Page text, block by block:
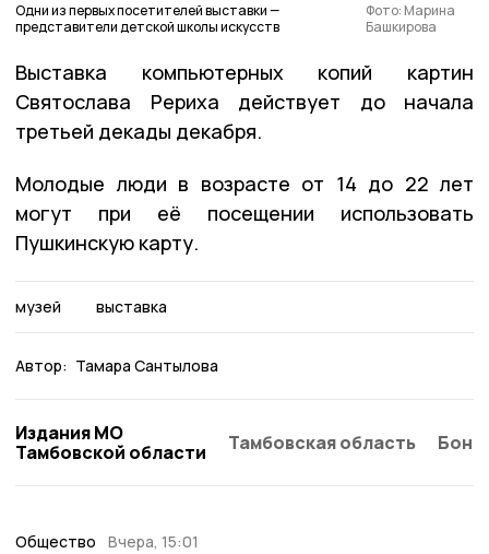
Одни из первых посетителей выставки —
представители детской школы искусств
Фото: Марина
Башкирова
Выставка компьютерных копий картин
Святослава Рериха действует до начала
третьей декады декабря.
Молодые люди в возрасте от 14 до 22 лет
могут при её посещении использовать
Пушкинскую карту.
музей выставка
Автор: Тамара Сантылова
Издания МО
Тамбовской области
Тамбовская область
Общество Вчера, 15:01